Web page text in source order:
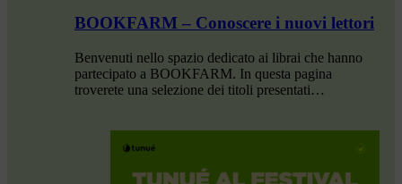
BOOKFARM – Conoscere i nuovi lettori
Benvenuti nello spazio dedicato ai librai che hanno
partecipato a BOOKFARM. In questa pagina
troverete una selezione dei titoli presentati…